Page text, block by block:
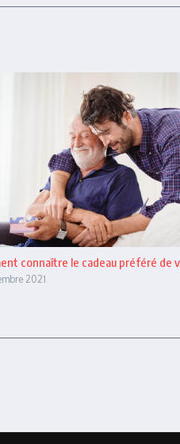
connaître le cadeau préféré de
2021